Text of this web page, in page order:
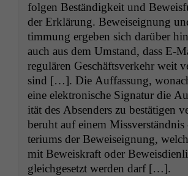
fol­gen Beständigkeit und
der Erk­lärung. Bewei­seig­nung
tim­mung ergeben sich darüber
auch aus dem Umstand, dass
reg­ulären Geschäftsverkehr weit
sind […]. Die Auf­fas­sung,
eine elek­tro­n­is­che Sig­natur die
ität des Absenders zu bestäti­gen
beruht auf einem
teri­ums der Bewei­seig­nung,
mit Beweiskraft oder
gle­ichge­set­zt wer­den darf […].